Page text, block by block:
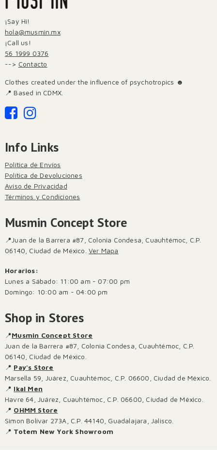
¡Say Hi!
hola@musmin.mx
¡Call us!
56 1999 0376
--> Contacto
Clothes created under the influence of psychotropics ☻
📍 Based in CDMX.
Info Links
Política de Envíos
Política de Devoluciones
Aviso de Privacidad
Términos y Condiciones
Musmin Concept Store
📍Juan de la Barrera #87, Colonia Condesa, Cuauhtémoc, C.P.
06140, Ciudad de México. Ver Mapa
Horarios:
Lunes a Sábado: 11:00 am - 07:00 pm
Domingo: 10:00 am - 04:00 pm
Shop in Stores
📍Musmin Concept Store
Juan de la Barrera #87, Colonia Condesa, Cuauhtémoc, C.P.
06140, Ciudad de México.
📍 Pay's Store
Marsella 59, Juárez, Cuauhtémoc, C.P. 06600, Ciudad de México.
📍 Ikal Men
Havre 64, Juárez, Cuauhtémoc, C.P. 06600, Ciudad de México.
📍 OHMM Store
Simon Bolívar 273A, C.P. 44140, Guadalajara, Jalisco.
📍 Totem New York Showroom